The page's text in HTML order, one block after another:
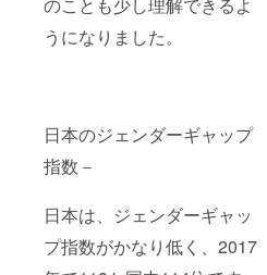
のことも少し理解できるよ
うになりました。
日本のジェンダーギャップ
指数－
日本は、ジェンダーギャッ
プ指数がかなり低く、2017